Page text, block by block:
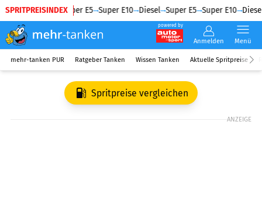
SPRITPREISINDEX
Diesel Super E5 Super E10 Diesel Super E5 Super E10 Diesel
powered by
Anmelden Menü
mehr-tanken PUR Ratgeber Tanken Wissen Tanken Aktuelle Spritpreise
Spritpreise vergleichen
ANZEIGE